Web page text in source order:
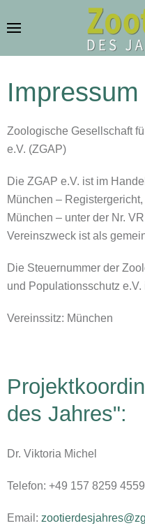
Zum Hauptinhalt
Impressum
Zoologische Gesellschaft
e.V. (ZGAP)
Die ZGAP e.V. ist im
München –
München – unter der Nr.
Vereinszweck ist als
Die Steuernummer der
und Populationsschutz
Vereinssitz: München
des Jahres":
Dr. Viktoria Michel
Telefon: +49 157 8259 4559
Email: